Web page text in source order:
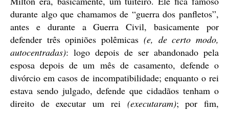
durante algo que chamamos de “guerra dos panfletos”,
antes e durante a Guerra Civil, basicamente por
defender três opiniões polêmicas (e, de certo modo,
autocentradas): logo depois de ser abandonado pela
esposa depois de um mês de casamento, defende o
divórcio em casos de incompatibilidade; enquanto o rei
estava sendo julgado, defende que cidadãos tenham o
direito de executar um rei (executaram); por fim,